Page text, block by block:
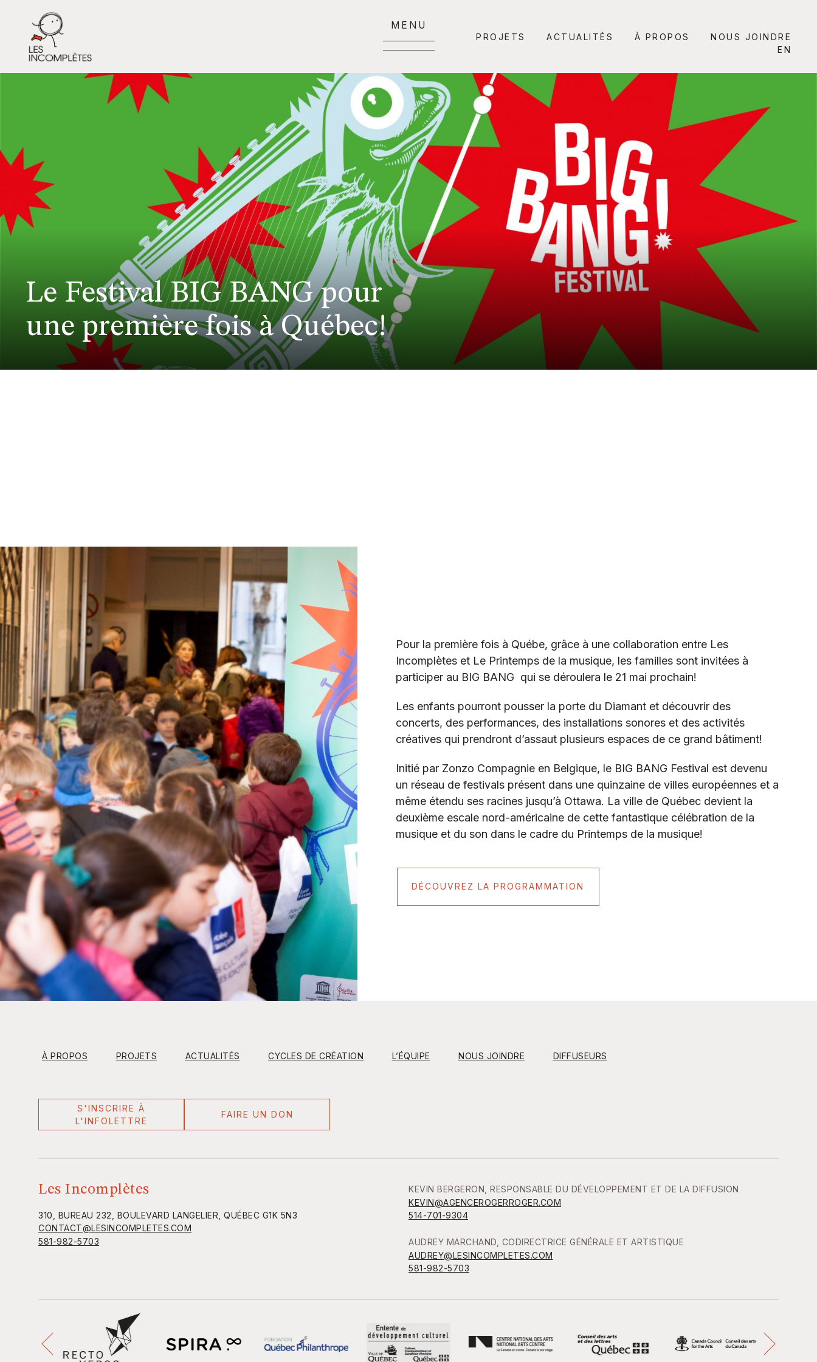
MENU
PROJETS ACTUALITÉS À PROPOS
NOUS JOINDRE
EN
Le Festival BIG BANG pour
une première fois à Québec!
Pour la première fois à Québe, grâce à une collaboration entre Les
Incomplètes et Le Printemps de la musique, les familles sont invitées à
participer au BIG BANG qui se déroulera le 21 mai prochain!
Les enfants pourront pousser la porte du Diamant et découvrir des
concerts, des performances, des installations sonores et des activités
créatives qui prendront d’assaut plusieurs espaces de ce grand bâtiment!
Initié par Zonzo Compagnie en Belgique, le BIG BANG Festival est devenu
un réseau de festivals présent dans une quinzaine de villes européennes et a
même étendu ses racines jusqu’à Ottawa. La ville de Québec devient la
deuxième escale nord-américaine de cette fantastique célébration de la
musique et du son dans le cadre du Printemps de la musique!
DÉCOUVREZ LA PROGRAMMATION
À PROPOS PROJETS ACTUALITÉS CYCLES DE CRÉATION L’ÉQUIPE NOUS JOINDRE DIFFUSEURS
S'INSCRIRE À
L'INFOLETTRE
FAIRE UN DON
Les Incomplètes
310, BUREAU 232, BOULEVARD LANGELIER, QUÉBEC G1K 5N3
CONTACT@LESINCOMPLETES.COM
581-982-5703
KEVIN BERGERON, RESPONSABLE DU DÉVELOPPEMENT ET DE LA DIFFUSION
KEVIN@AGENCEROGERROGER.COM
514-701-9304
AUDREY MARCHAND, CODIRECTRICE GÉNÉRALE ET ARTISTIQUE
AUDREY@LESINCOMPLETES.COM
581-982-5703